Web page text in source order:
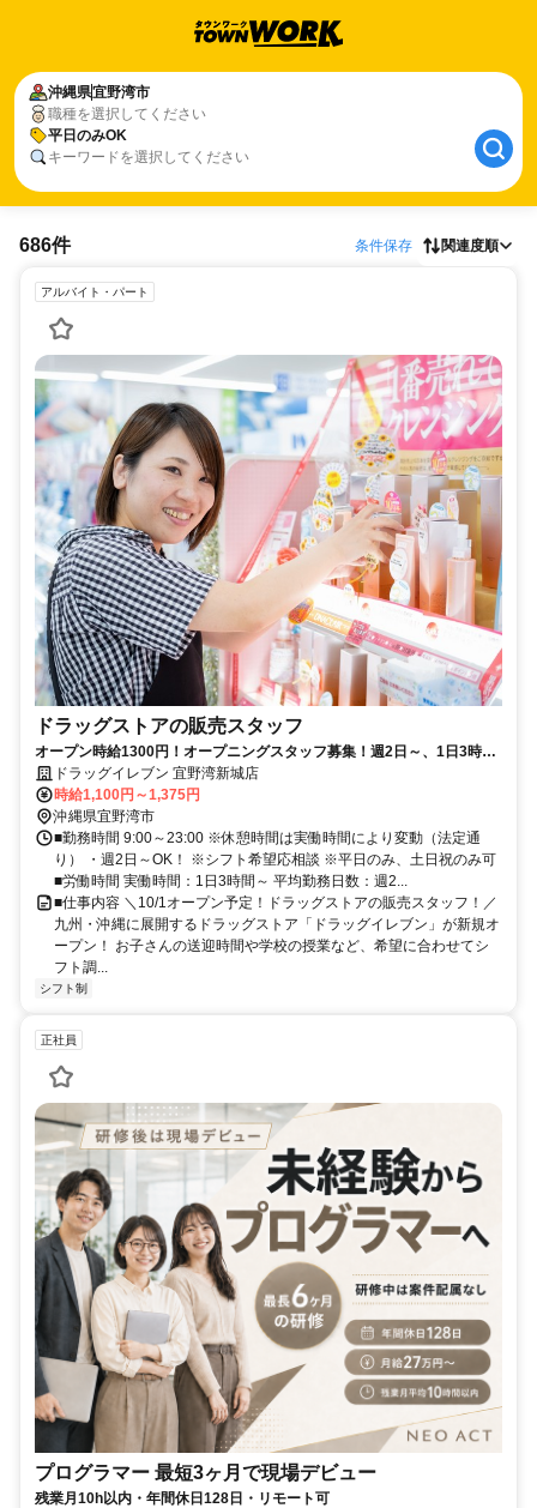
沖縄県宜野湾市
職種を選択してください
平日のみOK
キーワードを選択してください
686件 条件保存 関連度順
アルバイト・パート
ドラッグストアの販売スタッフ
オープン時給1300円！オープニングスタッフ募集！週2日～、1日3時間
～！平日のみ、土日祝のみOK！
ドラッグイレブン 宜野湾新城店
時給1,100円～1,375円
沖縄県宜野湾市
■勤務時間 9:00～23:00 ※休憩時間は実働時間により変動（法定通
り） ・週2日～OK！ ※シフト希望応相談 ※平日のみ、土日祝のみ可
■労働時間 実働時間：1日3時間～ 平均勤務日数：週2...
■仕事内容 ＼10/1オープン予定！ドラッグストアの販売スタッフ！／
九州・沖縄に展開するドラッグストア「ドラッグイレブン」が新規オ
ープン！ お子さんの送迎時間や学校の授業など、希望に合わせてシ
フト調...
シフト制
正社員
プログラマー 最短3ヶ月で現場デビュー
残業月10h以内・年間休日128日・リモート可